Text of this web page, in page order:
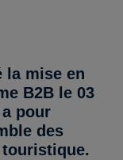
la mise en
B2B le 03
pour
des